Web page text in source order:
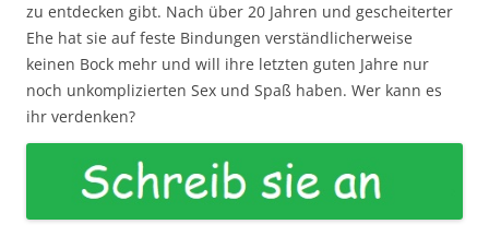
zu entdecken gibt. Nach über 20 Jahren und gescheiterter
Ehe hat sie auf feste Bindungen verständlicherweise
keinen Bock mehr und will ihre letzten guten Jahre nur
noch unkomplizierten Sex und Spaß haben. Wer kann es
ihr verdenken?